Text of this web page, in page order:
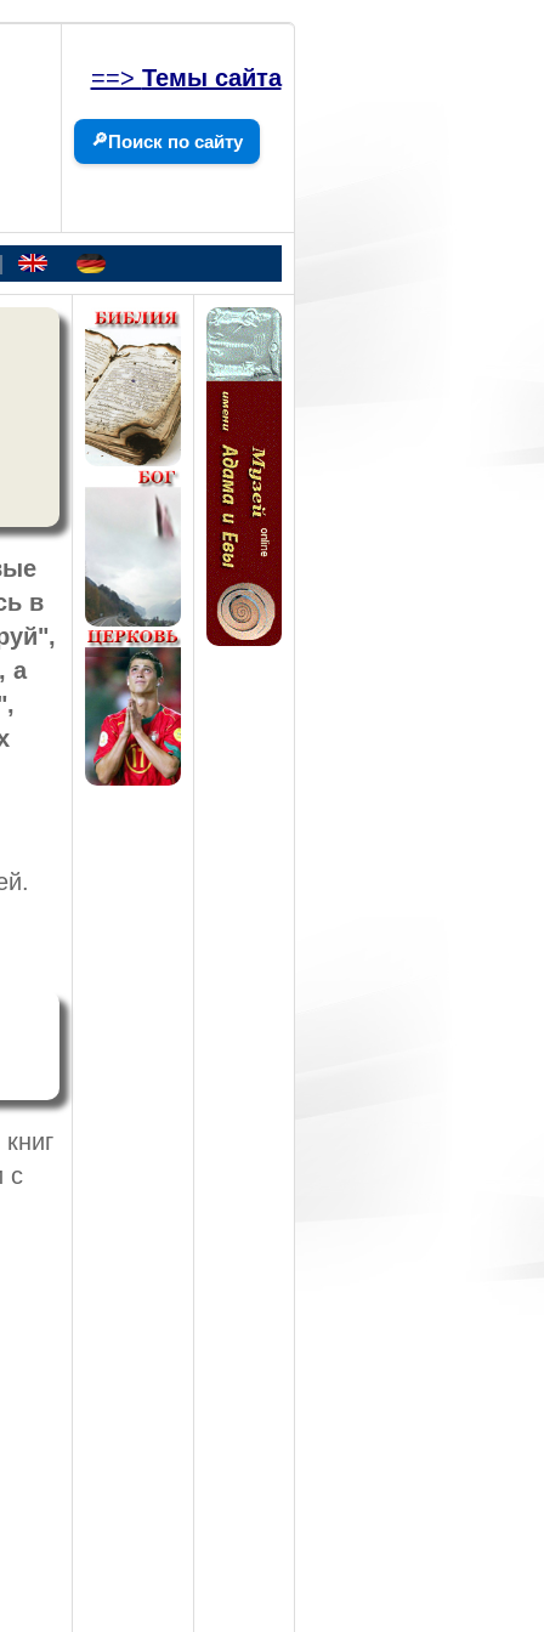
==> Темы сайта
🔎Поиск по сайту
в
а
с